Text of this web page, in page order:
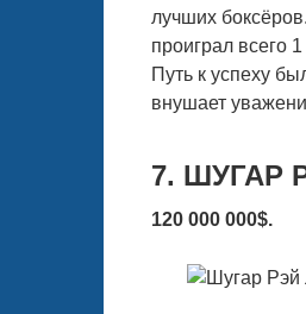
лучших
проиграл всего
Путь к успеху
внушает
7. ШУГАР
120 000 000$.